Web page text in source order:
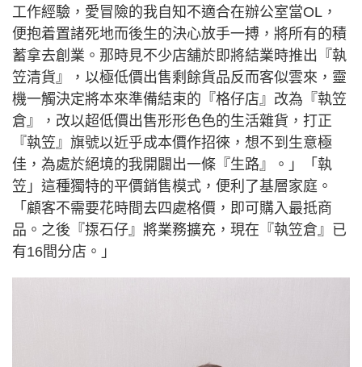
工作經驗，愛冒險的我自知不適合在辦公室當OL，
便抱着置諸死地而後生的決心放手一搏，將所有的積
蓄拿去創業。那時見不少店舖於即將結業時推出『執
笠清貨』，以極低價出售剩餘貨品反而客似雲來，靈
機一觸決定將本來準備結束的『格仔店』改為『執笠
倉』，改以超低價出售形形色色的生活雜貨，打正
『執笠』旗號以近乎成本價作招徠，想不到生意極
佳，為處於絕境的我開闢出一條『生路』。」「執
笠」這種獨特的平價銷售模式，便利了基層家庭。
「顧客不需要花時間去四處格價，即可購入最抵商
品。之後『揼石仔』將業務擴充，現在『執笠倉』已
有16間分店。」